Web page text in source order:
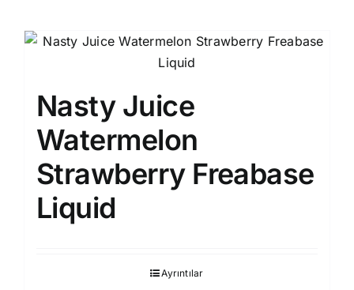
Nasty Juice
Watermelon
Strawberry Freabase
Liquid
Ayrıntılar